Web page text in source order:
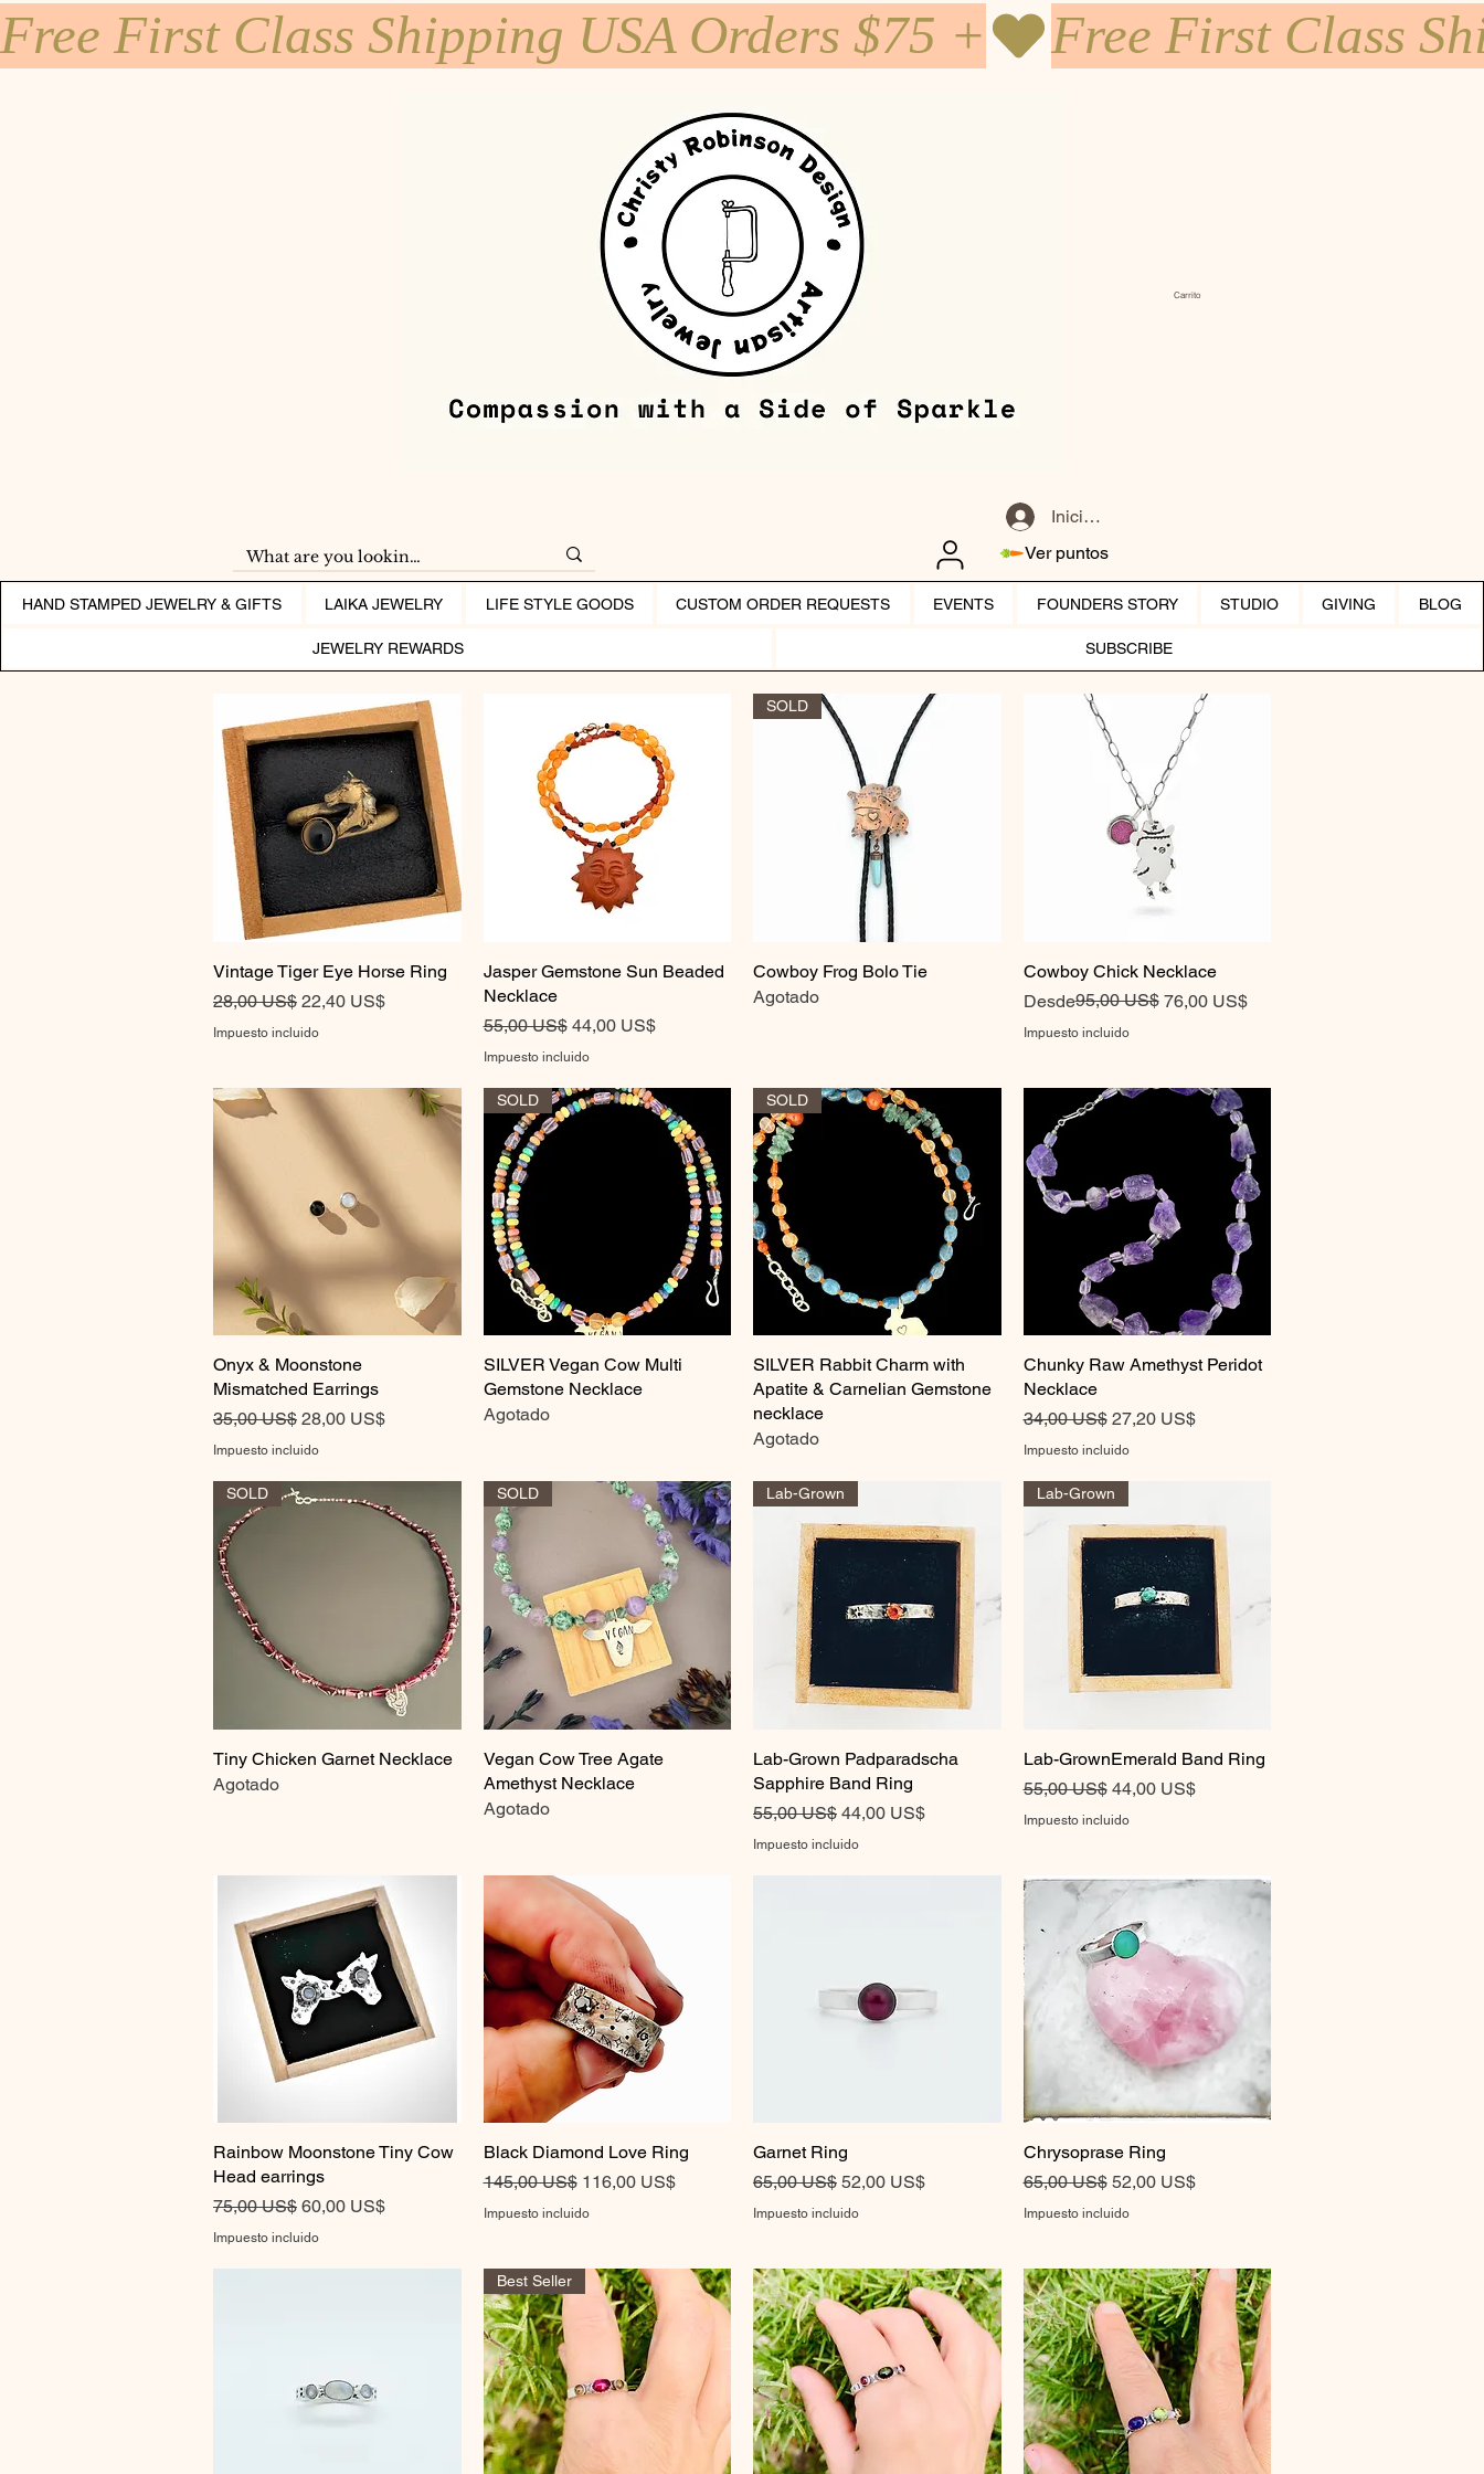
Free First Class Shipping USA Orders $75 +
Iniciar sesión
Ver puntos
Carrito
HAND STAMPED JEWELRY & GIFTS LAIKA JEWELRY LIFE STYLE GOODS CUSTOM ORDER REQUESTS EVENTS FOUNDERS STORY STUDIO GIVING BLOG
JEWELRY REWARDS SUBSCRIBE
Vista rápida
Vintage Tiger Eye Horse Ring
Precio
28,00 US$ Precio de oferta
22,40 US$
Impuesto incluido
Vista rápida
Jasper Gemstone Sun Beaded
Necklace
Precio
55,00 US$ Precio de oferta
44,00 US$
Impuesto incluido
Vista rápida
SOLD
Cowboy Frog Bolo Tie
Agotado
Vista rápida
Cowboy Chick Necklace
Desde
Precio95,00 US$ 76,00 US$
Precio de oferta
Impuesto incluido
Vista rápida
Onyx & Moonstone
Mismatched Earrings
Precio
35,00 US$ Precio de oferta
28,00 US$
Impuesto incluido
Vista rápida
SOLD
SILVER Vegan Cow Multi
Gemstone Necklace
Agotado
Vista rápida
SOLD
SILVER Rabbit Charm with
Apatite & Carnelian Gemstone
necklace
Agotado
Vista rápida
Chunky Raw Amethyst Peridot
Necklace
Precio
34,00 US$ Precio de oferta
27,20 US$
Impuesto incluido
Vista rápida
SOLD
Tiny Chicken Garnet Necklace
Agotado
Vista rápida
SOLD
Vegan Cow Tree Agate
Amethyst Necklace
Agotado
Vista rápida
Lab-Grown
Lab-Grown Padparadscha
Sapphire Band Ring
Precio
55,00 US$ Precio de oferta
44,00 US$
Impuesto incluido
Vista rápida
Lab-Grown
Lab-GrownEmerald Band Ring
Precio
55,00 US$ Precio de oferta
44,00 US$
Impuesto incluido
Vista rápida
Rainbow Moonstone Tiny Cow
Head earrings
Precio
75,00 US$ Precio de oferta
60,00 US$
Impuesto incluido
Vista rápida
Black Diamond Love Ring
Precio
145,00 US$ Precio de oferta
116,00 US$
Impuesto incluido
Vista rápida
Garnet Ring
Precio
65,00 US$ Precio de oferta
52,00 US$
Impuesto incluido
Vista rápida
Chrysoprase Ring
Precio
65,00 US$ Precio de oferta
52,00 US$
Impuesto incluido
Best Seller